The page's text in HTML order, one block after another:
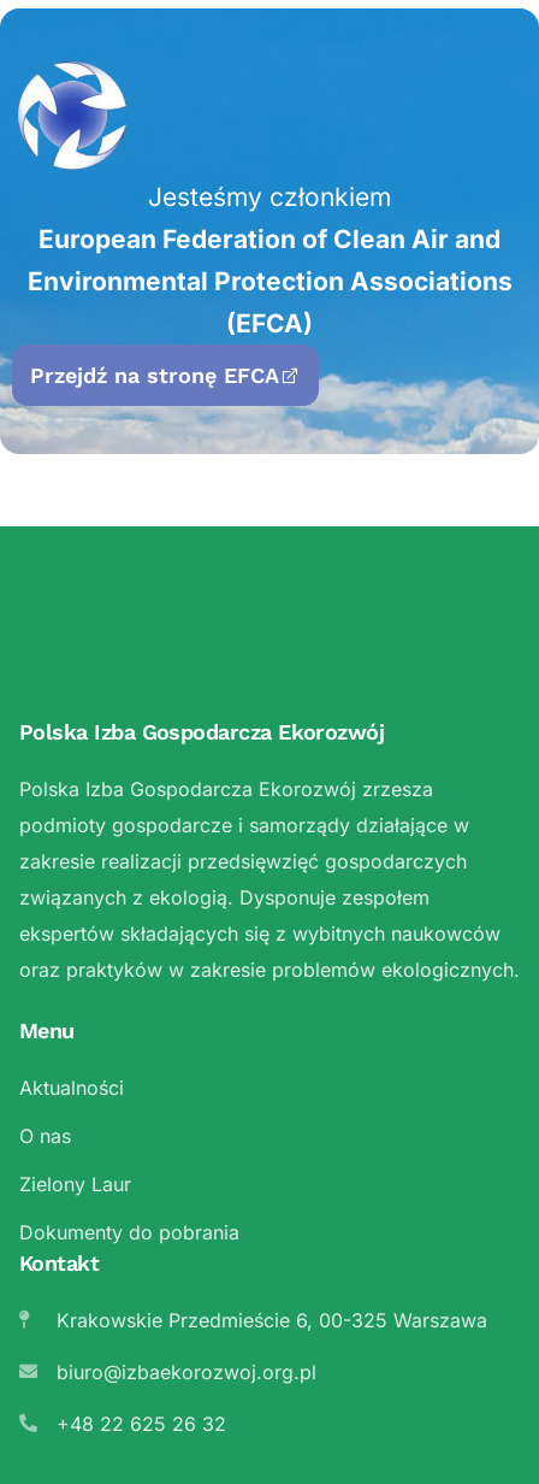
Jesteśmy członkiem
European Federation of Clean Air and
Environmental Protection Associations
(EFCA)
Przejdź na stronę EFCA
Polska Izba Gospodarcza Ekorozwój
Polska Izba Gospodarcza Ekorozwój zrzesza
podmioty gospodarcze i samorządy działające w
zakresie realizacji przedsięwzięć gospodarczych
związanych z ekologią. Dysponuje zespołem
ekspertów składających się z wybitnych naukowców
oraz praktyków w zakresie problemów ekologicznych.
Menu
Aktualności
O nas
Zielony Laur
Dokumenty do pobrania
Kontakt
Krakowskie Przedmieście 6, 00-325 Warszawa
biuro@izbaekorozwoj.org.pl
+48 22 625 26 32